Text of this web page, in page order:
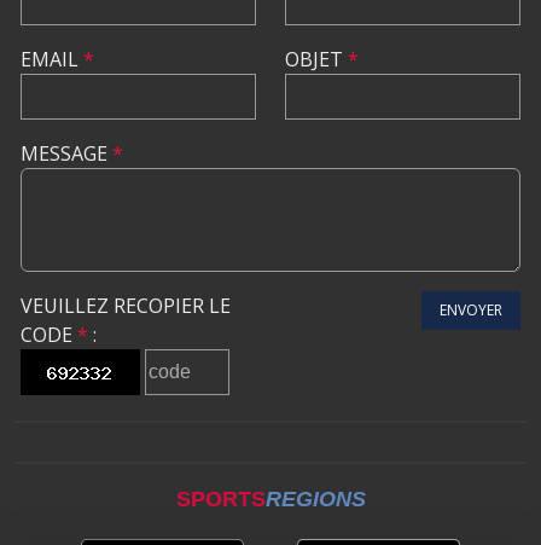
EMAIL* OBJET *
MESSAGE *
VEUILLEZ RECOPIER LE
CODE * :
ENVOYER
SPORTSREGIONS